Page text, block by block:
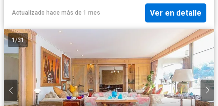
Actualizado hace más de 1 mes Ver en detalle
1/31